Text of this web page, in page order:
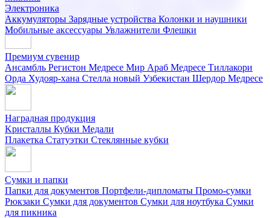
Электроника
Аккумуляторы Зарядные устройства Колонки и наушники
Мобильные аксессуары Увлажнители Флешки
Наборы с кружками
флешкамиНовогодние наборыЧайные наборы
Премиум сувенир
Ансамбль Регистон Медресе Мир Араб Медресе Тиллакори
Орда Худояр-хана Стелла новый Узбекистан Шердор Медресе
Наградная продукция
Kристаллы Кубки Медали
Плакетка Статуэтки Стеклянные кубки
Сумки и папки
Папки для документов Портфели-дипломаты Промо-сумки
Рюкзаки Сумки для документов Сумки для ноутбука Сумки
для пикника